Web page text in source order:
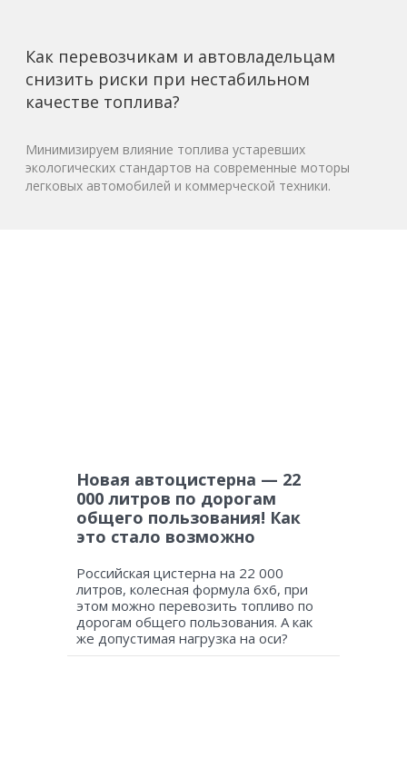
Как перевозчикам и автовладельцам
снизить риски при нестабильном
качестве топлива?
Минимизируем влияние топлива устаревших
экологических стандартов на современные моторы
легковых автомобилей и коммерческой техники.
Новая автоцистерна — 22
000 литров по дорогам
общего пользования! Как
это стало возможно
Российская цистерна на 22 000
литров, колесная формула 6х6, при
этом можно перевозить топливо по
дорогам общего пользования. А как
же допустимая нагрузка на оси?